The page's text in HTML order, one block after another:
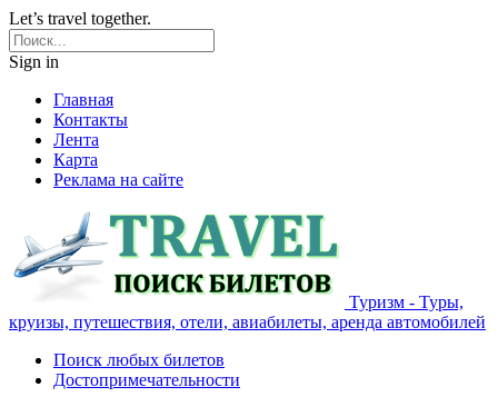
Let’s travel together.
Sign in
Главная
Контакты
Лента
Карта
Реклама на сайте
Туризм - Туры,
круизы, путешествия, отели, авиабилеты, аренда автомобилей
Поиск любых билетов
Достопримечательности